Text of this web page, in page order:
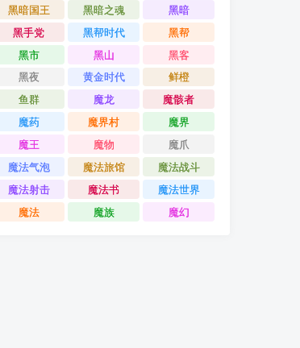
黑暗国王
黑暗之魂
黑暗
黑手党
黑帮时代
黑帮
黑市
黑山
黑客
黑夜
黄金时代
鲜橙
鱼群
魔龙
魔骸者
魔药
魔界村
魔界
魔王
魔物
魔爪
魔法气泡
魔法旅馆
魔法战斗
魔法射击
魔法书
魔法世界
魔法
魔族 魔幻